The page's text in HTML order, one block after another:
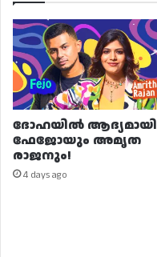
ദോഹയിൽ ആദ്യമായി
ഫേജോയും അമൃത
രാജനും!
4 days ago